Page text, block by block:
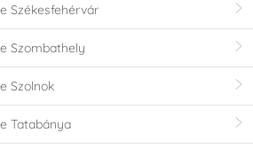
Székesfehérvár
Szombathely
Szolnok
Tatabánya